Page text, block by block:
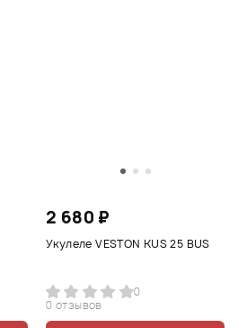
2 680 ₽
Укулеле VESTON KUS 25 BUS
0
0 отзывов